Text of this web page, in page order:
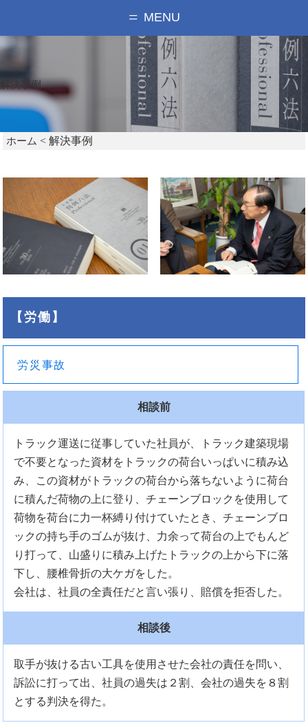
MENU
解決事例
ホーム < 解決事例
【労働】
労災事故
相談前
トラック運送に従事していた社員が、トラック建築現場
で不要となった資材をトラックの荷台いっぱいに積み込
み、この資材がトラックの荷台から落ちないように荷台
に積んだ荷物の上に登り、チェーンブロックを使用して
荷物を荷台に力一杯縛り付けていたとき、チェーンブロ
ックの持ち手のゴムが抜け、力余って荷台の上でもんど
り打って、山盛りに積み上げたトラックの上から下に落
下し、腰椎骨折の大ケガをした。
会社は、社員の全責任だと言い張り、賠償を拒否した。
相談後
取手が抜ける古い工具を使用させた会社の責任を問い、
訴訟に打って出、社員の過失は２割、会社の過失を８割
とする判決を得た。